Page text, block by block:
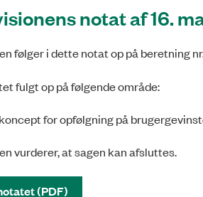
notat af 16.
følger i dette notat op på beretning
fulgt op på følgende område:
for opfølgning på
vurderer, at sagen kan afsluttes.
(PDF)